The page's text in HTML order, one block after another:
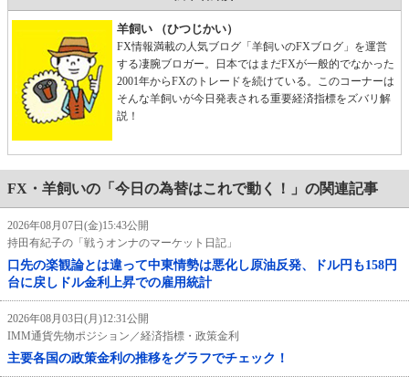
羊飼い （ひつじかい）
FX情報満載の人気ブログ「羊飼いのFXブログ」を運営
する凄腕ブロガー。日本ではまだFXが一般的でなかった
2001年からFXのトレードを続けている。このコーナーは
そんな羊飼いが今日発表される重要経済指標をズバリ解
説！
FX・羊飼いの「今日の為替はこれで動く！」の関連記事
2026年08月07日(金)15:43公開
持田有紀子の「戦うオンナのマーケット日記」
口先の楽観論とは違って中東情勢は悪化し原油反発、ドル円も158円
台に戻しドル金利上昇での雇用統計
2026年08月03日(月)12:31公開
IMM通貨先物ポジション／経済指標・政策金利
主要各国の政策金利の推移をグラフでチェック！